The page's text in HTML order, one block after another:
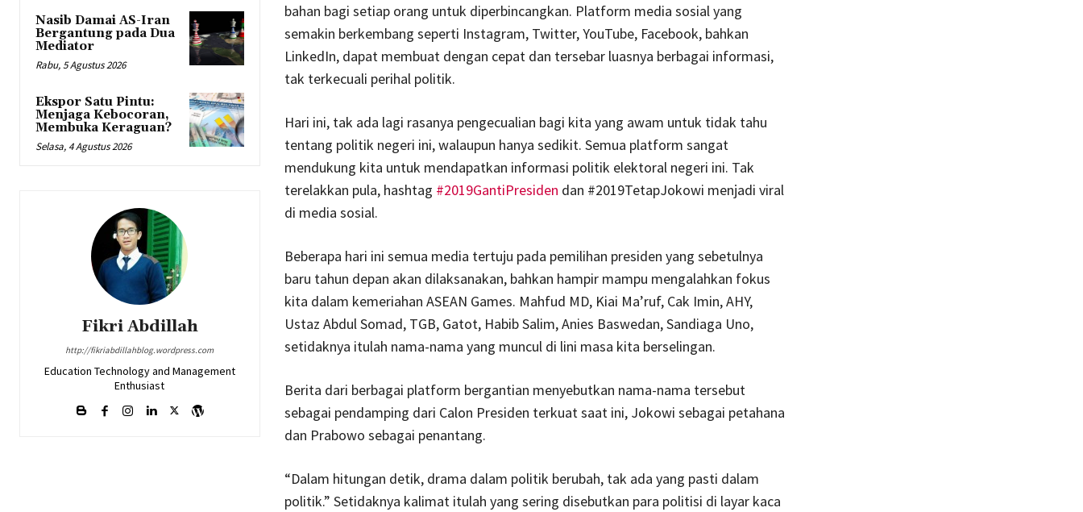
Nasib Damai AS-Iran
Bergantung pada Dua
Mediator
Rabu, 5 Agustus 2026
Ekspor Satu Pintu:
Menjaga Kebocoran,
Membuka Keraguan?
Selasa, 4 Agustus 2026
Fikri Abdillah
http://fikriabdillahblog.wordpress.com
Education Technology and Management
Enthusiast
bahan bagi setiap orang untuk diperbincangkan. Platform media sosial yang
semakin berkembang seperti Instagram, Twitter, YouTube, Facebook, bahkan
LinkedIn, dapat membuat dengan cepat dan tersebar luasnya berbagai informasi,
tak terkecuali perihal politik.
Hari ini, tak ada lagi rasanya pengecualian bagi kita yang awam untuk tidak tahu
tentang politik negeri ini, walaupun hanya sedikit. Semua platform sangat
mendukung kita untuk mendapatkan informasi politik elektoral negeri ini. Tak
terelakkan pula, hashtag #2019GantiPresiden dan #2019TetapJokowi menjadi viral
di media sosial.
Beberapa hari ini semua media tertuju pada pemilihan presiden yang sebetulnya
baru tahun depan akan dilaksanakan, bahkan hampir mampu mengalahkan fokus
kita dalam kemeriahan ASEAN Games. Mahfud MD, Kiai Ma’ruf, Cak Imin, AHY,
Ustaz Abdul Somad, TGB, Gatot, Habib Salim, Anies Baswedan, Sandiaga Uno,
setidaknya itulah nama-nama yang muncul di lini masa kita berselingan.
Berita dari berbagai platform bergantian menyebutkan nama-nama tersebut
sebagai pendamping dari Calon Presiden terkuat saat ini, Jokowi sebagai petahana
dan Prabowo sebagai penantang.
“Dalam hitungan detik, drama dalam politik berubah, tak ada yang pasti dalam
politik.” Setidaknya kalimat itulah yang sering disebutkan para politisi di layar kaca